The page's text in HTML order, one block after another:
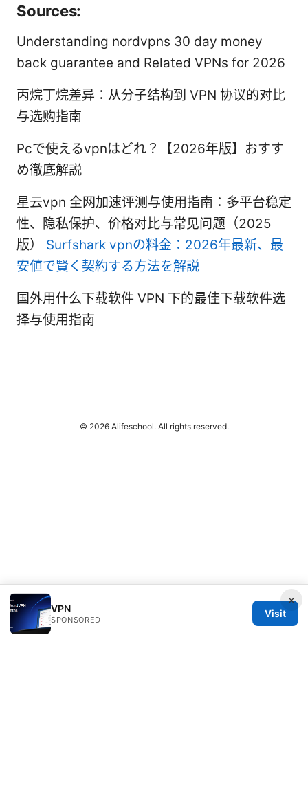
Sources:
Understanding nordvpns 30 day money
back guarantee and Related VPNs for 2026
丙烷丁烷差异：从分子结构到 VPN 协议的对比
与选购指南
Pcで使えるvpnはどれ？【2026年版】おすす
め徹底解説
星云vpn 全网加速评测与使用指南：多平台稳定
性、隐私保护、价格对比与常见问题（2025
版） Surfshark vpnの料金：2026年最新、最
安値で賢く契約する方法を解説
国外用什么下载软件 VPN 下的最佳下载软件选
择与使用指南
×
VPN
SPONSORED
Visit
© 2026 Alifeschool. All rights reserved.